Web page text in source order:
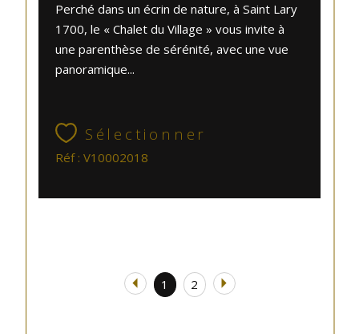
Perché dans un écrin de nature, à Saint Lary
1700, le « Chalet du Village » vous invite à
une parenthèse de sérénité, avec une vue
panoramique...
Sélectionner
Réf : V10002018
1 2